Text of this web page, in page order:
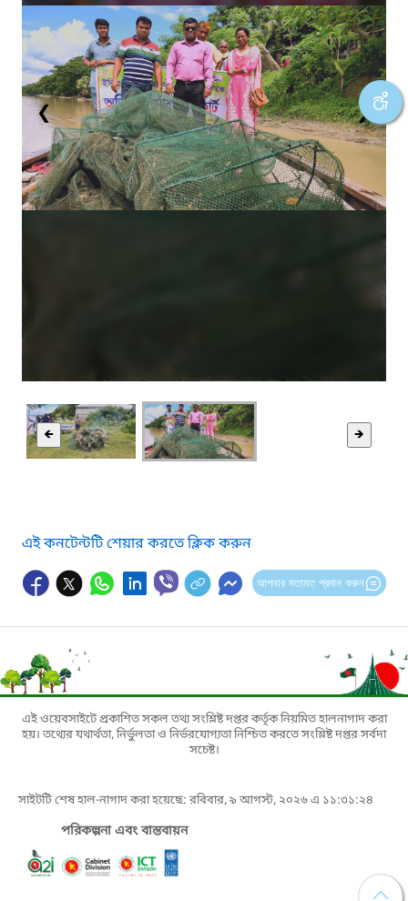
❮ ❯
🡸 🡺
এই কনটেন্টটি শেয়ার করতে ক্লিক করুন
আপনার মতামত প্রদান করুন
এই ওয়েবসাইটে প্রকাশিত সকল তথ্য সংশ্লিষ্ট দপ্তর কর্তৃক নিয়মিত হালনাগাদ করা
হয়। তথ্যের যথার্থতা, নির্ভুলতা ও নির্ভরযোগ্যতা নিশ্চিত করতে সংশ্লিষ্ট দপ্তর সর্বদা
সচেষ্ট।
সাইটটি শেষ হাল-নাগাদ করা হয়েছে: রবিবার, ৯ আগস্ট, ২০২৬ এ ১১:৩১:২৪
পরিকল্পনা এবং বাস্তবায়ন